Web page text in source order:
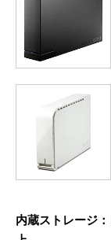
内蔵ストレージ